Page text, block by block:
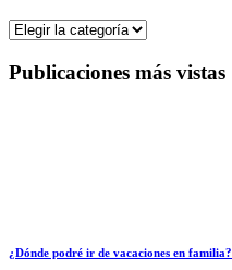
Categorías
Publicaciones más vistas
¿Dónde podré ir de vacaciones en familia?